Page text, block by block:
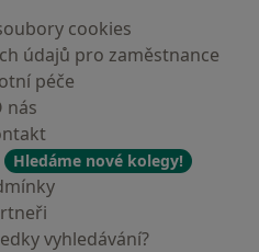
cookies
údajů pro zaměstnance
péče
nás
Hledáme nové kolegy!
vyhledávání?